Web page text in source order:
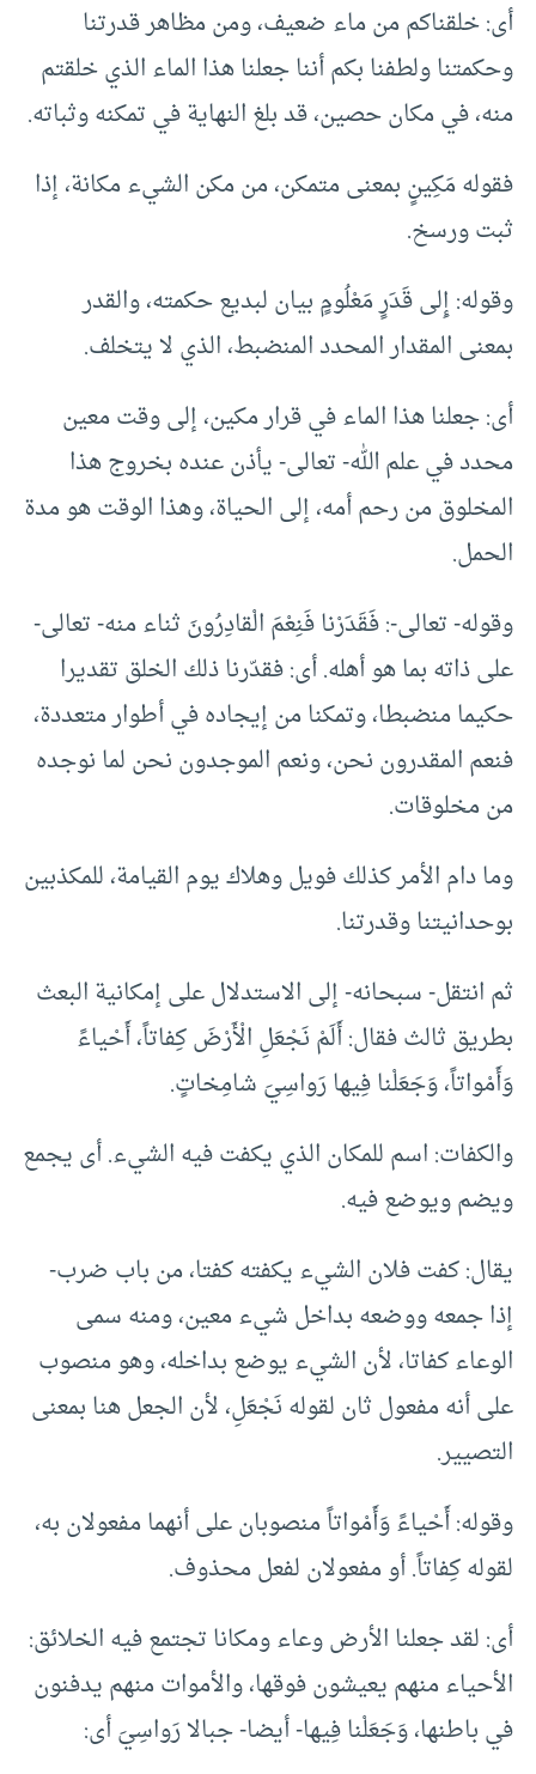
أى: خلقناكم من ماء ضعيف، ومن مظاهر قدرتنا
وحكمتنا ولطفنا بكم أننا جعلنا هذا الماء الذي خلقتم
منه، في مكان حصين، قد بلغ النهاية في تمكنه وثباته.
فقوله مَكِينٍ بمعنى متمكن، من مكن الشيء مكانة، إذا
ثبت ورسخ.
وقوله: إِلى قَدَرٍ مَعْلُومٍ بيان لبديع حكمته، والقدر
بمعنى المقدار المحدد المنضبط، الذي لا يتخلف.
أى: جعلنا هذا الماء في قرار مكين، إلى وقت معين
محدد في علم الله- تعالى- يأذن عنده بخروج هذا
المخلوق من رحم أمه، إلى الحياة، وهذا الوقت هو مدة
الحمل.
وقوله- تعالى-: فَقَدَرْنا فَنِعْمَ الْقادِرُونَ ثناء منه- تعالى-
على ذاته بما هو أهله. أى: فقدّرنا ذلك الخلق تقديرا
حكيما منضبطا، وتمكنا من إيجاده في أطوار متعددة،
فنعم المقدرون نحن، ونعم الموجدون نحن لما نوجده
من مخلوقات.
وما دام الأمر كذلك فويل وهلاك يوم القيامة، للمكذبين
بوحدانيتنا وقدرتنا.
ثم انتقل- سبحانه- إلى الاستدلال على إمكانية البعث
بطريق ثالث فقال: أَلَمْ نَجْعَلِ الْأَرْضَ كِفاتاً، أَحْياءً
وَأَمْواتاً، وَجَعَلْنا فِيها رَواسِيَ شامِخاتٍ.
والكفات: اسم للمكان الذي يكفت فيه الشيء. أى يجمع
ويضم ويوضع فيه.
يقال: كفت فلان الشيء يكفته كفتا، من باب ضرب-
إذا جمعه ووضعه بداخل شيء معين، ومنه سمى
الوعاء كفاتا، لأن الشيء يوضع بداخله، وهو منصوب
على أنه مفعول ثان لقوله نَجْعَلِ، لأن الجعل هنا بمعنى
التصيير.
وقوله: أَحْياءً وَأَمْواتاً منصوبان على أنهما مفعولان به،
لقوله كِفاتاً. أو مفعولان لفعل محذوف.
أى: لقد جعلنا الأرض وعاء ومكانا تجتمع فيه الخلائق:
الأحياء منهم يعيشون فوقها، والأموات منهم يدفنون
في باطنها، وَجَعَلْنا فِيها- أيضا- جبالا رَواسِيَ أى: